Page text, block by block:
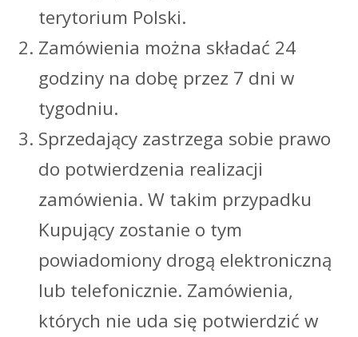
terytorium Polski.
Zamówienia można składać 24
godziny na dobę przez 7 dni w
tygodniu.
Sprzedający zastrzega sobie prawo
do potwierdzenia realizacji
zamówienia. W takim przypadku
Kupujący zostanie o tym
powiadomiony drogą elektroniczną
lub telefonicznie. Zamówienia,
których nie uda się potwierdzić w